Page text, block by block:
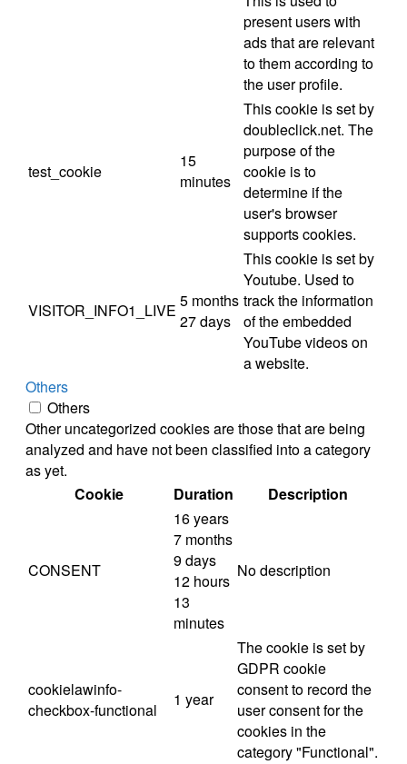
present users with
ads that are relevant
to them according to
the user profile.
test_cookie
15
minutes
This cookie is set by
doubleclick.net. The
purpose of the
cookie is to
determine if the
user's browser
supports cookies.
VISITOR_INFO1_LIVE 5 months
27 days
This cookie is set by
Youtube. Used to
track the information
of the embedded
YouTube videos on
a website.
Others
Others
Other uncategorized cookies are those that are being
analyzed and have not been classified into a category
as yet.
Cookie
Duration Description
CONSENT
16 years
7 months
9 days
12 hours
13
minutes
No description
cookielawinfo-
checkbox-functional
1 year
The cookie is set by
GDPR cookie
consent to record the
user consent for the
cookies in the
category "Functional".